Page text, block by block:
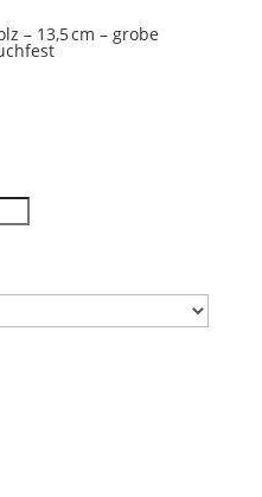
– 13,5 cm – grobe